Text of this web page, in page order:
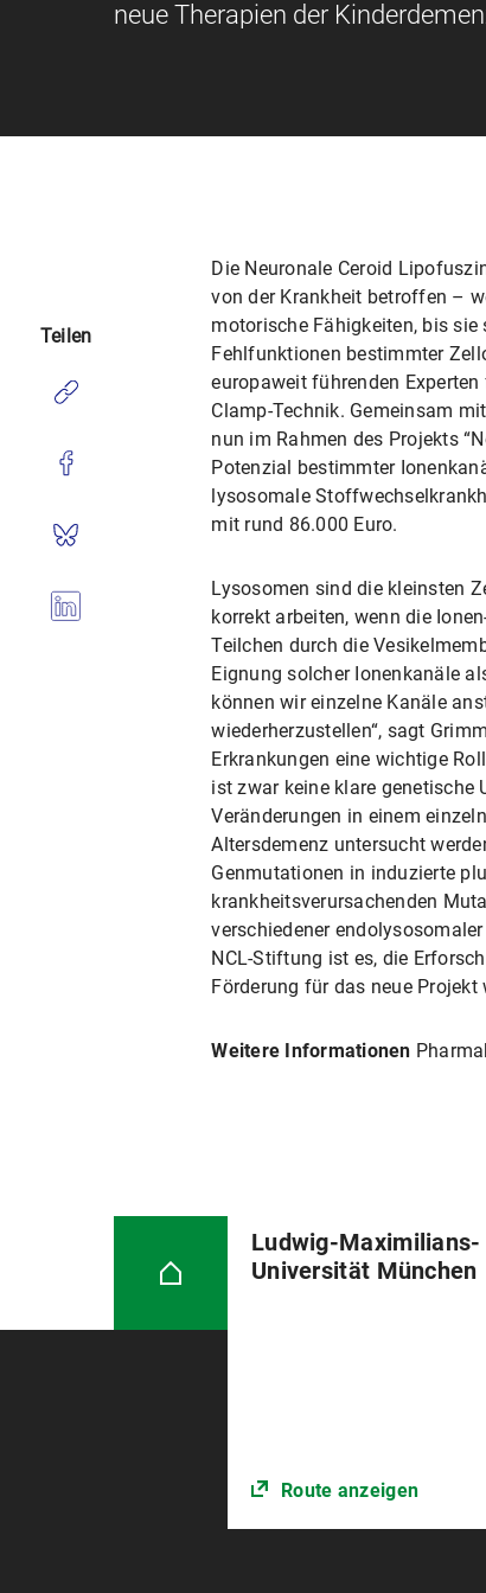
neue Therapien der
Die Neuronale Ceroid
von der Krankheit betroffen –
motorische Fähigkeiten, bis
Fehlfunktionen bestimmter
europaweit führenden
Clamp-Technik. Gemeinsam
nun im Rahmen des Projekts
Potenzial bestimmter
lysosomale
mit rund 86.000 Euro.
Lysosomen sind die kleinsten
korrekt arbeiten, wenn die
Teilchen durch die
Eignung solcher Ionenkanäle
können wir einzelne Kanäle
wiederherzustellen“, sagt
Erkrankungen eine wichtige
ist zwar keine klare genetische
Veränderungen in einem
Altersdemenz untersucht
Genmutationen in induzierte
krankheitsverursachenden
verschiedener
NCL-Stiftung ist es, die
Förderung für das neue
Weitere Informationen
Teilen
Ludwig-Maximilians-
Universität München
Route anzeigen